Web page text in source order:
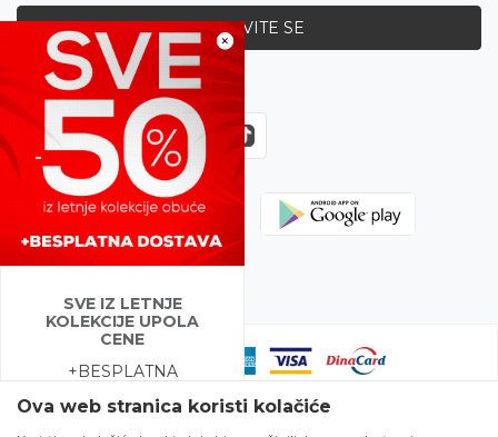
×
SVE IZ LETNJE
KOLEKCIJE UPOLA
CENE
+BESPLATNA
DOSTAVA na preko 400
PRIJAVITE SE
Zapratite nas
Ova web stranica koristi kolačiće